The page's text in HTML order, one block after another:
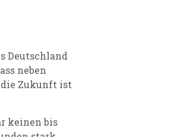
Deutschland
neben
Zukunft ist
keinen bis